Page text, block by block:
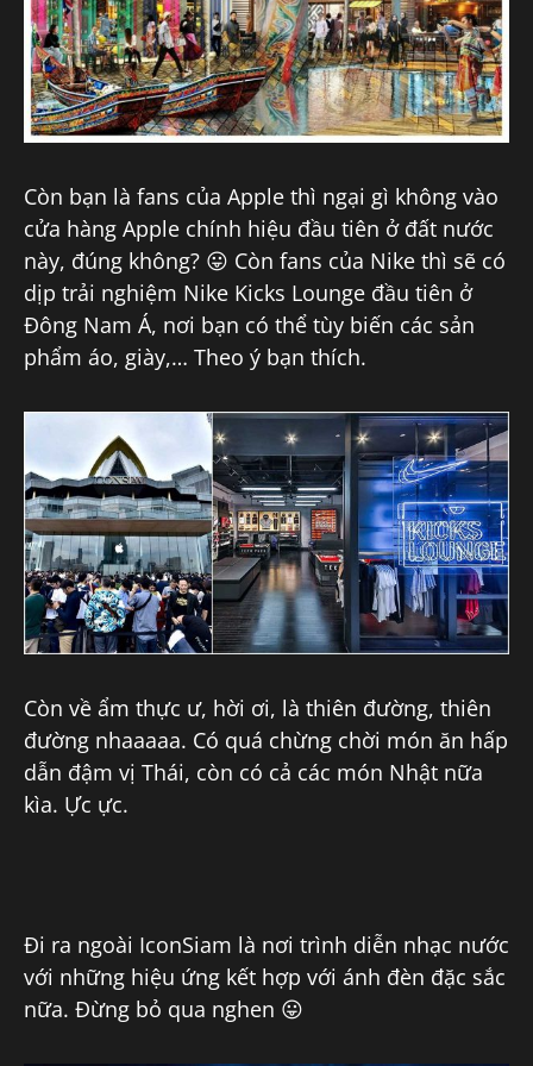
Còn bạn là fans của Apple thì ngại gì không vào
cửa hàng Apple chính hiệu đầu tiên ở đất nước
này, đúng không? 😛 Còn fans của Nike thì sẽ có
dịp trải nghiệm Nike Kicks Lounge đầu tiên ở
Đông Nam Á, nơi bạn có thể tùy biến các sản
phẩm áo, giày,… Theo ý bạn thích.
Còn về ẩm thực ư, hời ơi, là thiên đường, thiên
đường nhaaaaa. Có quá chừng chời món ăn hấp
dẫn đậm vị Thái, còn có cả các món Nhật nữa
kìa. Ực ực.
Đi ra ngoài IconSiam là nơi trình diễn nhạc nước
với những hiệu ứng kết hợp với ánh đèn đặc sắc
nữa. Đừng bỏ qua nghen 😛